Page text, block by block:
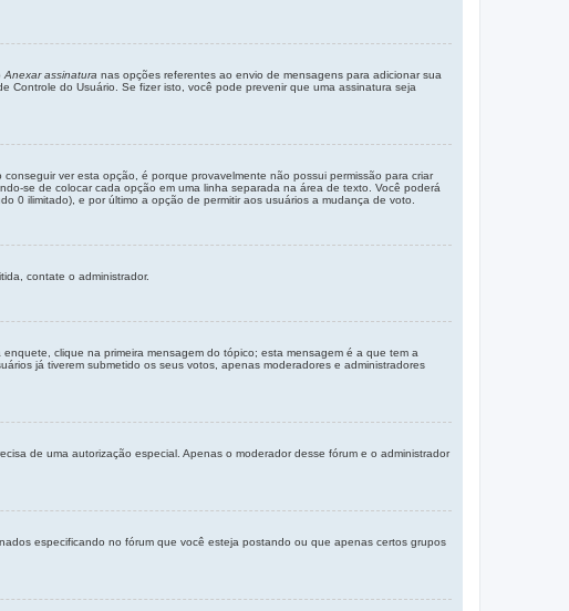
Anexar assinatura nas opções referentes ao envio de mensagens para adicionar sua
do Usuário. Se fizer isto, você pode prevenir que uma assinatura seja
ver esta opção, é porque provavelmente não possui permissão para criar
se de colocar cada opção em uma linha separada na área de texto. Você poderá
0 ilimitado), e por último a opção de permitir aos usuários a mudança de voto.
contate o administrador.
clique na primeira mensagem do tópico; esta mensagem é a que tem a
já tiverem submetido os seus votos, apenas moderadores e administradores
de uma autorização especial. Apenas o moderador desse fórum e o administrador
especificando no fórum que você esteja postando ou que apenas certos grupos